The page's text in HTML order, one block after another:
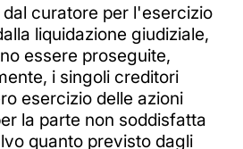
curatore per l'esercizio
liquidazione giudiziale,
essere proseguite,
i singoli creditori
esercizio delle azioni
la parte non soddisfatta
quanto previsto dagli